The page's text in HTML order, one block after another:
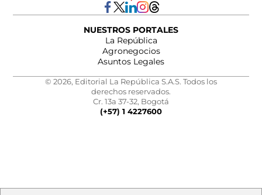
NUESTROS PORTALES
La República
Agronegocios
Asuntos Legales
© 2026, Editorial La República S.A.S. Todos los
derechos reservados.
Cr. 13a 37-32, Bogotá
(+57) 1 4227600